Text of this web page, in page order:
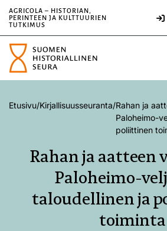
AGRICOLA – HISTORIAN,
PERINTEEN JA KULTTUURIEN
TUTKIMUS
Etusivu/Kirjallisuusseuranta/Rahan ja
Paloheimo-
poliittinen
Rahan ja aatteen
Paloheimo-
taloudellinen ja
toiminta